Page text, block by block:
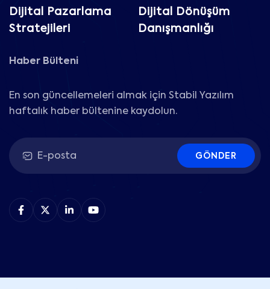
Dijital Pazarlama
Stratejileri
Dijital Dönüşüm
Danışmanlığı
Haber Bülteni
En son güncellemeleri almak için Stabil Yazılım
haftalık haber bültenine kaydolun.
GÖNDER